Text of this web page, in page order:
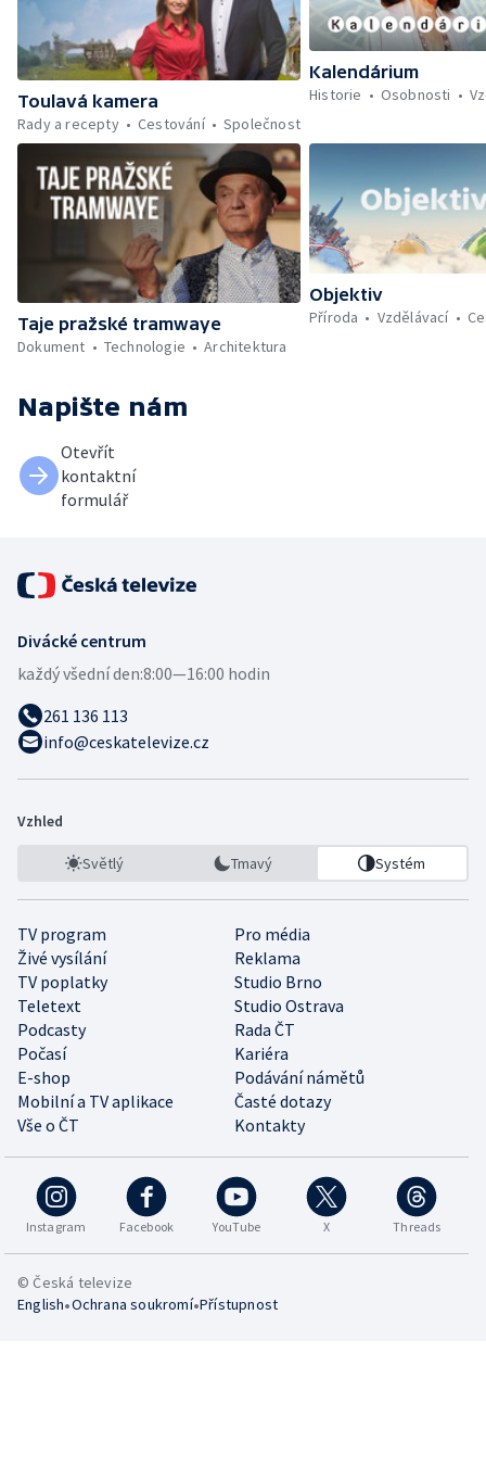
Toulavá kamera
Rady a recepty
Cestování Společnost
Kalendárium
Historie
Osobnosti
Taje pražské tramwaye
Dokument
Technologie Architektura
Objektiv
Příroda
Vzdělávací
Napište nám
Otevřít
kontaktní
formulář
Divácké centrum
každý všední den:8:00—16:00 hodin
261 136 113
info@ceskatelevize.cz
Vzhled
Světlý Tmavý Systém
TV program
Pro média
Živé vysílání
Reklama
TV poplatky
Studio Brno
Teletext
Studio Ostrava
Podcasty
Rada ČT
Počasí
Kariéra
E-shop
Podávání námětů
Mobilní a TV aplikace
Časté dotazy
Vše o ČT
Kontakty
Instagram Facebook YouTube X Threads
© Česká televize
English•Ochrana soukromí•Přístupnost